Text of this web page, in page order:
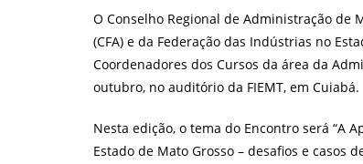
O Conselho Regional de Administração de
(CFA) e da Federação das Indústrias no
Coordenadores dos Cursos da área da
outubro, no auditório da FIEMT, em Cuiabá.
Nesta edição, o tema do Encontro será “A
Estado de Mato Grosso – desafios e casos